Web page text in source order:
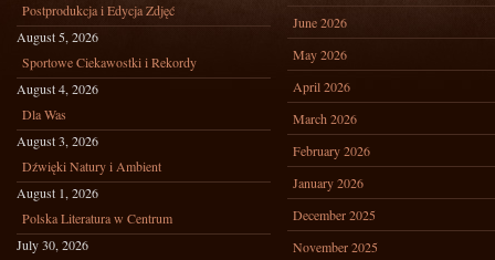
Postprodukcja i Edycja Zdjęć
August 5, 2026
Sportowe Ciekawostki i Rekordy
August 4, 2026
Dla Was
August 3, 2026
Dźwięki Natury i Ambient
August 1, 2026
Polska Literatura w Centrum
July 30, 2026
June 2026
May 2026
April 2026
March 2026
February 2026
January 2026
December 2025
November 2025